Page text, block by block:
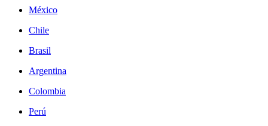
México
Chile
Brasil
Argentina
Colombia
Perú